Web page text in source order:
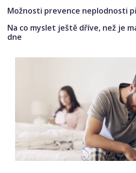
Možnosti prevence neplodnosti
Na co myslet ještě dříve, než je
dne